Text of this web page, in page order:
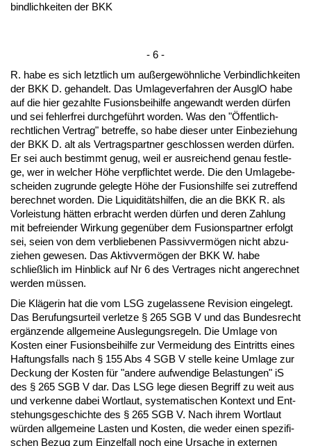
bind­lich­kei­ten der BKK
- 6 -
R. ha­be es sich letzt­lich um außer­gewöhn­li­che Ver­bind­lich­kei­ten
der BKK D. ge­han­delt. Das Um­la­ge­ver­fah­ren der Aus­glO ha­be
auf die hier ge­zahl­te Fu­si­ons­bei­hil­fe an­ge­wandt wer­den dürfen
und sei feh­ler­frei durch­geführt wor­den. Was den "Öffent­lich-
recht­li­chen Ver­trag" be­tref­fe, so ha­be die­ser un­ter Ein­be­zie­hung
der BKK D. alt als Ver­trags­part­ner ge­schlos­sen wer­den dürfen.
Er sei auch be­stimmt ge­nug, weil er aus­rei­chend ge­nau fest­le­
ge, wer in wel­cher Höhe ver­pflich­tet wer­de. Die den Um­la­ge­be­
schei­den zu­grun­de ge­leg­te Höhe der Fu­si­ons­hil­fe sei zu­tref­fend
be­rech­net wor­den. Die Li­qui­ditätshil­fen, die an die BKK R. als
Vor­leis­tung hätten er­bracht wer­den dürfen und de­ren Zah­lung
mit be­frei­en­der Wir­kung ge­genüber dem Fu­si­ons­part­ner er­folgt
sei, sei­en von dem ver­blie­be­nen Pas­siv­vermögen nicht ab­zu­
zie­hen ge­we­sen. Das Ak­tiv­vermögen der BKK W. ha­be
schließlich im Hin­blick auf Nr 6 des Ver­tra­ges nicht an­ge­rech­net
wer­den müssen.
Die Kläge­rin hat die vom LSG zu­ge­las­se­ne Re­vi­si­on ein­ge­legt.
Das Be­ru­fungs­ur­teil ver­let­ze § 265 SGB V und das Bun­des­recht
ergänzen­de all­ge­mei­ne Aus­le­gungs­re­geln. Die Um­la­ge von
Kos­ten ei­ner Fu­si­ons­bei­hil­fe zur Ver­mei­dung des Ein­tritts ei­nes
Haf­tungs­falls nach § 155 Abs 4 SGB V stel­le kei­ne Um­la­ge zur
De­ckung der Kos­ten für "an­de­re auf­wen­di­ge Be­las­tun­gen" iS
des § 265 SGB V dar. Das LSG le­ge die­sen Be­griff zu weit aus
und ver­ken­ne da­bei Wort­laut, sys­te­ma­ti­schen Kon­text und Ent­
ste­hungs­ge­schich­te des § 265 SGB V. Nach ih­rem Wort­laut
würden all­ge­mei­ne Las­ten und Kos­ten, die we­der ei­nen spe­zi­fi­
schen Be­zug zum Ein­zel­fall noch ei­ne Ur­sa­che in ex­ter­nen